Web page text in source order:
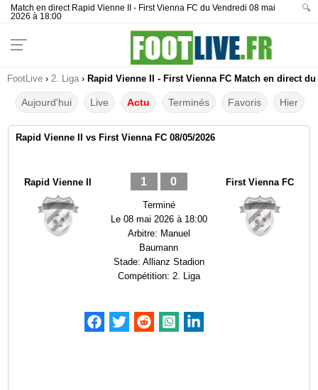
Match en direct Rapid Vienne II - First Vienna FC du Vendredi 08 mai
2026 à 18:00
🔍
FootLive › 2. Liga › Rapid Vienne II - First Vienna FC Match en direct du
Aujourd'hui Live Actu Terminés Favoris Hier
Rapid Vienne II vs First Vienna FC 08/05/2026
Rapid Vienne II 1 0
Terminé
Le 08 mai 2026 à 18:00
Arbitre: Manuel
Baumann
Stade: Allianz Stadion
Compétition: 2. Liga
First Vienna FC